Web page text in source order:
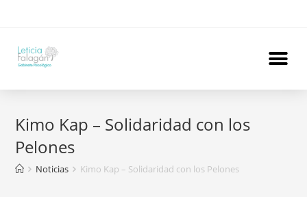
Kimo Kap – Solidaridad con los
Pelones
Noticias Kimo Kap – Solidaridad con los Pelones